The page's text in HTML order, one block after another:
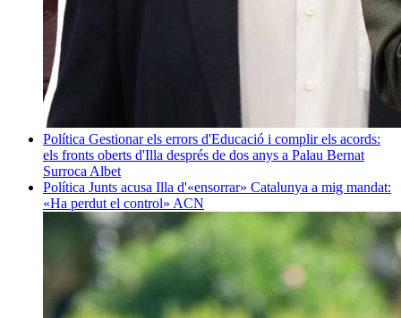
Política Gestionar els errors d'Educació i complir els acords:
els fronts oberts d'Illa després de dos anys a Palau Bernat
Surroca Albet
Política Junts acusa Illa d'«ensorrar» Catalunya a mig mandat:
«Ha perdut el control» ACN